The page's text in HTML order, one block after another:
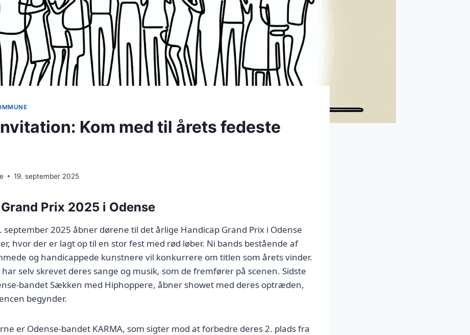
Kom med til årets fedeste
19. september 2025
Prix 2025 i Odense
september 2025 åbner dørene til det årlige Handicap Grand Prix i Odense
hvor der er lagt op til en stor fest med rød løber. Ni bands bestående af
og handicappede kunstnere vil konkurrere om titlen som årets vinder.
selv skrevet deres sange og musik, som de fremfører på scenen. Sidste
bandet Sækken med Hiphoppere, åbner showet med deres optræden,
begynder.
er Odense-bandet KARMA, som sigter mod at forbedre deres 2. plads fra